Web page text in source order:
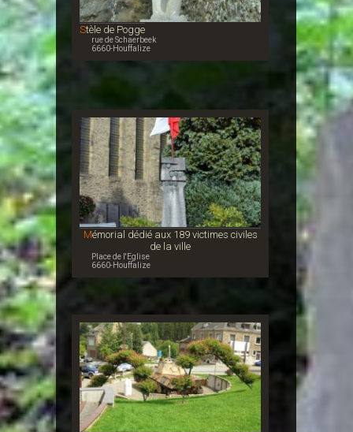
Stèle de Pogge
rue de Schaerbeek
6660-Houffalize
Mémorial dédié aux 189 victimes civiles
de la ville
Place de l'Eglise
6660-Houffalize